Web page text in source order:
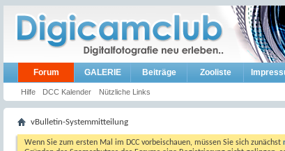
Forum
Hilfe DCC Kalender Nützliche Links
GALERIE Beiträge Zooliste
vBulletin-Systemmitteilung
Wenn Sie zum ersten Mal im DCC vorbeischauen, müssen Sie sich zunächst